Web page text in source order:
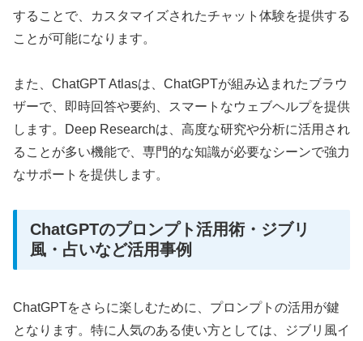
することで、カスタマイズされたチャット体験を提供する
ことが可能になります。
また、ChatGPT Atlasは、ChatGPTが組み込まれたブラウ
ザーで、即時回答や要約、スマートなウェブヘルプを提供
します。Deep Researchは、高度な研究や分析に活用され
ることが多い機能で、専門的な知識が必要なシーンで強力
なサポートを提供します。
ChatGPTのプロンプト活用術・ジブリ
風・占いなど活用事例
ChatGPTをさらに楽しむために、プロンプトの活用が鍵
となります。特に人気のある使い方としては、ジブリ風イ